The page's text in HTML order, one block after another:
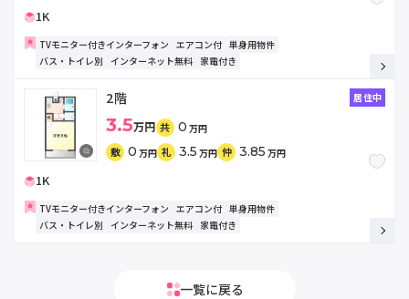
1K
TVモニター付きインターフォン エアコン付 単身用物件
バス・トイレ別
インターネット無料 家電付き
2階 居住中
3.5万円 共 0 万円
敷 0 万円 礼 3.5 万円 仲 3.85 万円
1K
TVモニター付きインターフォン エアコン付 単身用物件
バス・トイレ別
インターネット無料 家電付き
一覧に戻る